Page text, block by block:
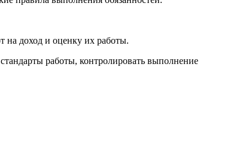
на доход и оценку их работы.
работы, контролировать выполнение